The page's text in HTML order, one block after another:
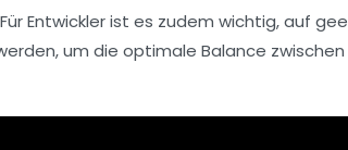
Entwickler ist es zudem wichtig, auf
um die optimale Balance zwischen